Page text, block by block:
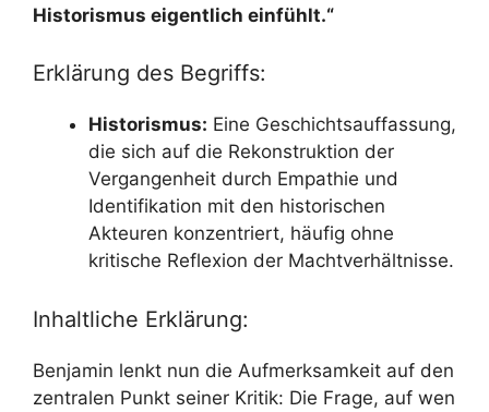
Historismus eigentlich einfühlt.“
Erklärung des Begriffs:
Historismus: Eine Geschichtsauffassung,
die sich auf die Rekonstruktion der
Vergangenheit durch Empathie und
Identifikation mit den historischen
Akteuren konzentriert, häufig ohne
kritische Reflexion der Machtverhältnisse.
Inhaltliche Erklärung:
Benjamin lenkt nun die Aufmerksamkeit auf den
zentralen Punkt seiner Kritik: Die Frage, auf wen